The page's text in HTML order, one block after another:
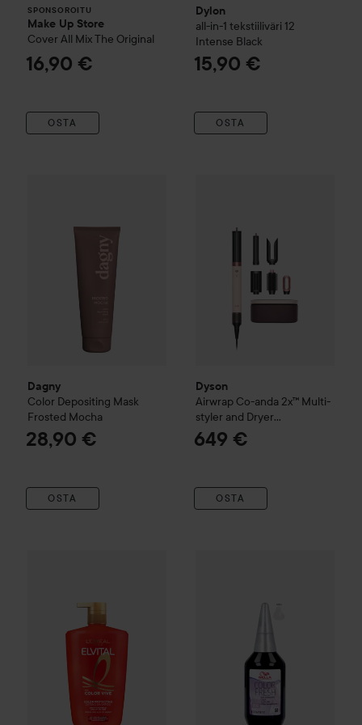
SPONSOROITU
Make Up Store
Cover All MixThe Original
16,90 €
OSTA
Dylon
all-in-1 tekstiiliväri 12
Intense Black
15,90 €
OSTA
Dagny
Color Depositing Mask
Frosted Mocha
28,90 €
OSTA
Dyson
Airwrap Co-anda 2x™ Multi-
styler and Dryer
Straight+Wavy
649 €
OSTA